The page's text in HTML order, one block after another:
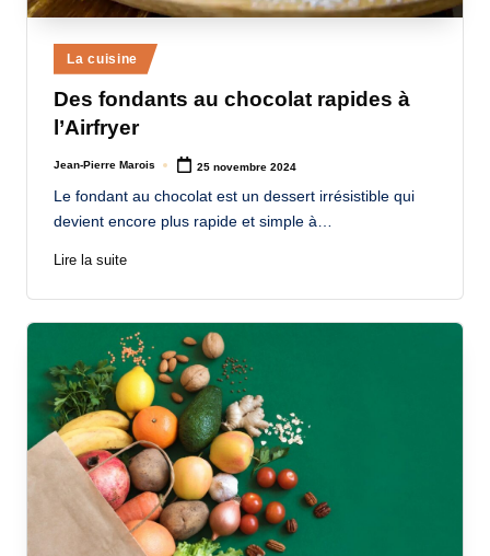
Posted
in
La cuisine
Des fondants au chocolat rapides à
l’Airfryer
Posted
Jean-Pierre Marois 25 novembre 2024
Le fondant au chocolat est un dessert irrésistible qui
devient encore plus rapide et simple à…
Lire la suite